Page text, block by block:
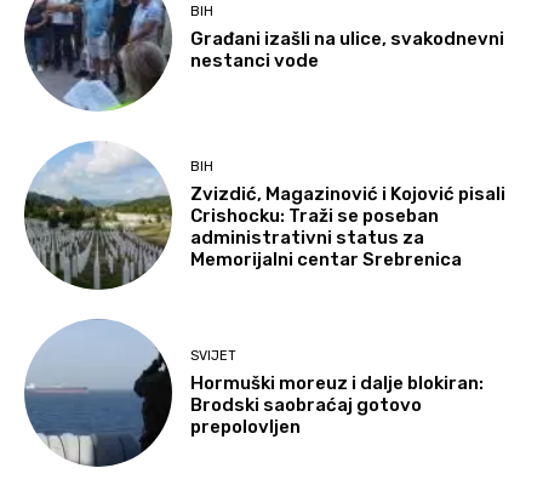
BIH
Građani izašli na ulice, svakodnevni
nestanci vode
BIH
Zvizdić, Magazinović i Kojović pisali
Crishocku: Traži se poseban
administrativni status za
Memorijalni centar Srebrenica
SVIJET
Hormuški moreuz i dalje blokiran:
Brodski saobraćaj gotovo
prepolovljen